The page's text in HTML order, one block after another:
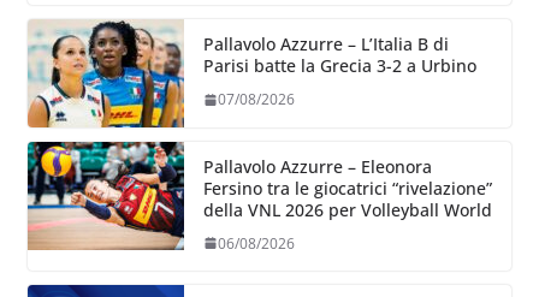
Pallavolo Azzurre – L’Italia B di
Parisi batte la Grecia 3-2 a Urbino
07/08/2026
Pallavolo Azzurre – Eleonora
Fersino tra le giocatrici “rivelazione”
della VNL 2026 per Volleyball World
06/08/2026